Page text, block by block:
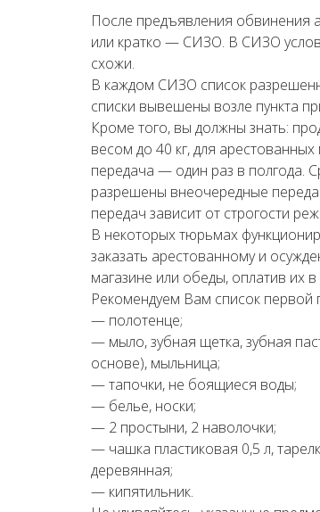
После предъявления обвинения
или кратко — СИЗО. В СИЗО
схожи.
В каждом СИЗО список
списки вывешены возле пункта
Кроме того, вы должны знать:
весом до 40 кг, для
передача — один раз в полгода.
разрешены внеочередные
передач зависит от строгости
В некоторых тюрьмах
заказать арестованному и
магазине или обеды, оплатив их в
Рекомендуем Вам список
— полотенце;
— мыло, зубная щетка, зубная
основе), мыльница;
— тапочки, не боящиеся воды;
— белье, носки;
— 2 простыни, 2 наволочки;
— чашка пластиковая 0,5 л,
деревянная;
— кипятильник.